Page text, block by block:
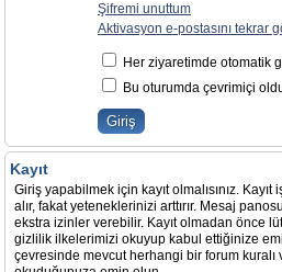
Şifremi unuttum
Aktivasyon e-postasını tekrar
Her ziyaretimde otomatik
Bu oturumda çevrimiçi
Kayıt
Giriş yapabilmek için kayıt olmalısınız.
alır, fakat yeteneklerinizi arttırır. Mesaj
ekstra izinler verebilir. Kayıt olmadan önce
gizlilik ilkelerimizi okuyup kabul ettiğinize
çevresinde mevcut herhangi bir forum kuralı